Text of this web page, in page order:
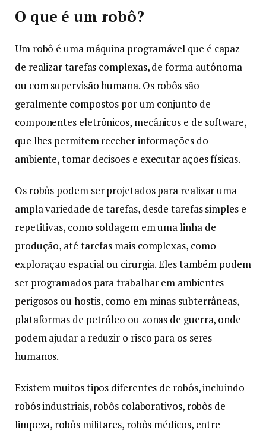
O que é um robô?
Um robô é uma máquina programável que é capaz
de realizar tarefas complexas, de forma autônoma
ou com supervisão humana. Os robôs são
geralmente compostos por um conjunto de
componentes eletrônicos, mecânicos e de software,
que lhes permitem receber informações do
ambiente, tomar decisões e executar ações físicas.
Os robôs podem ser projetados para realizar uma
ampla variedade de tarefas, desde tarefas simples e
repetitivas, como soldagem em uma linha de
produção, até tarefas mais complexas, como
exploração espacial ou cirurgia. Eles também podem
ser programados para trabalhar em ambientes
perigosos ou hostis, como em minas subterrâneas,
plataformas de petróleo ou zonas de guerra, onde
podem ajudar a reduzir o risco para os seres
humanos.
Existem muitos tipos diferentes de robôs, incluindo
robôs industriais, robôs colaborativos, robôs de
limpeza, robôs militares, robôs médicos, entre